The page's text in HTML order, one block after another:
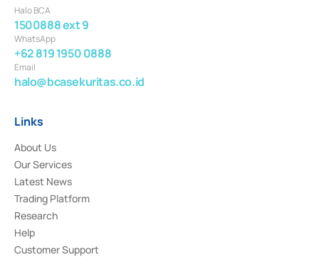
Halo BCA
1500888 ext 9
WhatsApp
+62 819 1950 0888
Email
halo@bcasekuritas.co.id
Links
About Us
Our Services
Latest News
Trading Platform
Research
Help
Customer Support